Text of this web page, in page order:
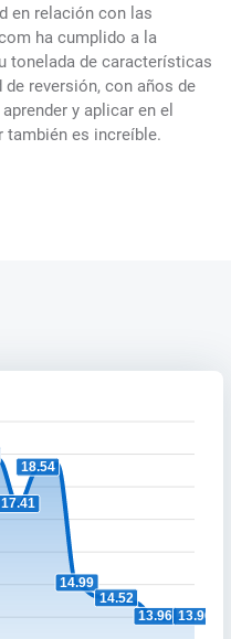
en relación con las
ha cumplido a la
tonelada de características
reversión, con años de
y aplicar en el
también es increíble.
17.41
18.54
14.99
14.52
13.96 13.96